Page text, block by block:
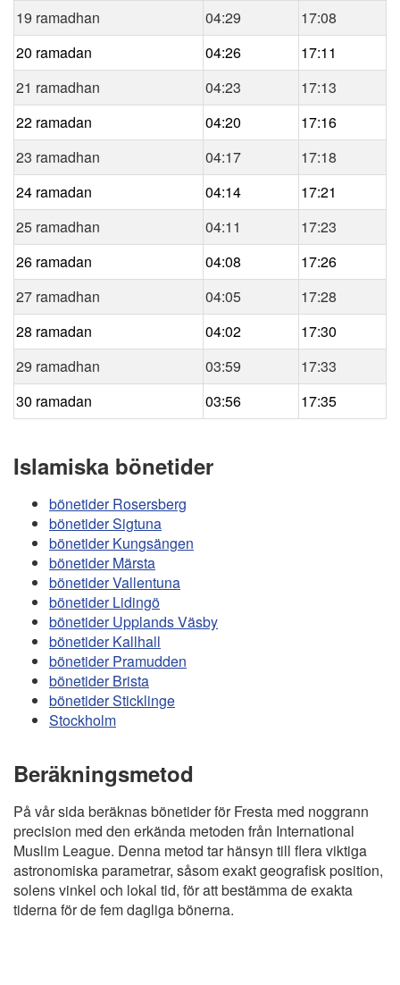
19 ramadhan
04:29
17:08
20 ramadan
04:26
17:11
21 ramadhan
04:23
17:13
22 ramadan
04:20
17:16
23 ramadhan
04:17
17:18
24 ramadan
04:14
17:21
25 ramadhan
04:11
17:23
26 ramadan
04:08
17:26
27 ramadhan
04:05
17:28
28 ramadan
04:02
17:30
29 ramadhan
03:59
17:33
30 ramadan
03:56 17:35
Islamiska bönetider
bönetider Rosersberg
bönetider Sigtuna
bönetider Kungsängen
bönetider Märsta
bönetider Vallentuna
bönetider Lidingö
bönetider Upplands Väsby
bönetider Kallhall
bönetider Pramudden
bönetider Brista
bönetider Sticklinge
Stockholm
Beräkningsmetod
På vår sida beräknas bönetider för Fresta med noggrann
precision med den erkända metoden från International
Muslim League. Denna metod tar hänsyn till flera viktiga
astronomiska parametrar, såsom exakt geografisk position,
solens vinkel och lokal tid, för att bestämma de exakta
tiderna för de fem dagliga bönerna.